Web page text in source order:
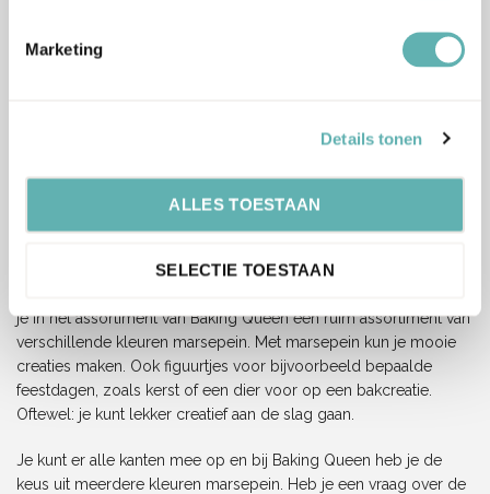
Marketing
Details tonen
ALLES TOESTAAN
SELECTIE TOESTAAN
Pastelkleuren worden al snel donker.
ander voordeel van marsepein is dat het dus niet zo snel
Marsepein kopen bij Baking Queen
je in het assortiment van Baking Queen een ruim assortiment van
verschillende kleuren marsepein. Met marsepein kun je mooie
creaties maken. Ook figuurtjes voor bijvoorbeeld bepaalde
feestdagen, zoals kerst of een dier voor op een bakcreatie.
Oftewel: je kunt lekker creatief aan de slag gaan.
Je kunt er alle kanten mee op en bij Baking Queen heb je de
keus uit meerdere kleuren marsepein. Heb je een vraag over de